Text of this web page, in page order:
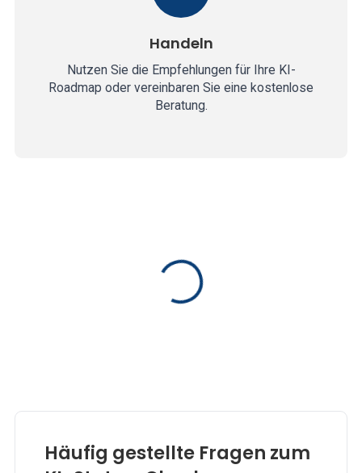
Handeln
Nutzen Sie die Empfehlungen für Ihre KI-
Roadmap oder vereinbaren Sie eine kostenlose
Beratung.
Häufig gestellte Fragen zum